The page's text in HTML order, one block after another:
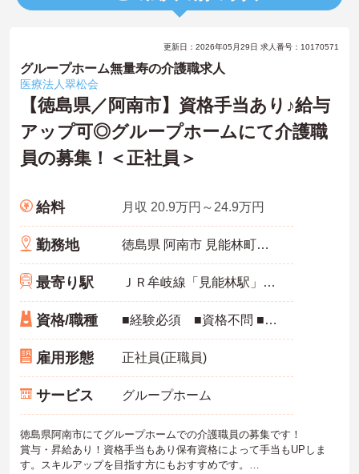
更新日：2026年05月29日 求人番号：10170571
グループホーム無量寿の介護職求人
医療法人翠松会
【徳島県／阿南市】資格手当あり♪給与
アップ可◎グループホームにて介護職
員の募集！＜正社員＞
給料 月収 20.9万円～24.9万円
勤務地 徳島県 阿南市 見能林町南林396
最寄り駅 ＪＲ牟岐線「見能林駅」バス・車7分
資格/職種 ■経験必須 ■資格不問 ■普通自動車免許必須（AT限定可）：必須
雇用形態 正社員(正職員)
サービス グループホーム
徳島県阿南市にてグループホームでの介護職員の募集です！
賞与・昇給あり！資格手当もあり保有資格によって手当もUPしま
す。スキルアップを目指す方にもおすすめです。